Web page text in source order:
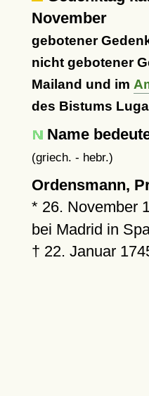
November
gebotener
nicht gebotener
Mailand und im
des Bistums
Name
(griech. - hebr.)
Ordensmann,
* 26. November
bei Madrid in
† 22. Januar